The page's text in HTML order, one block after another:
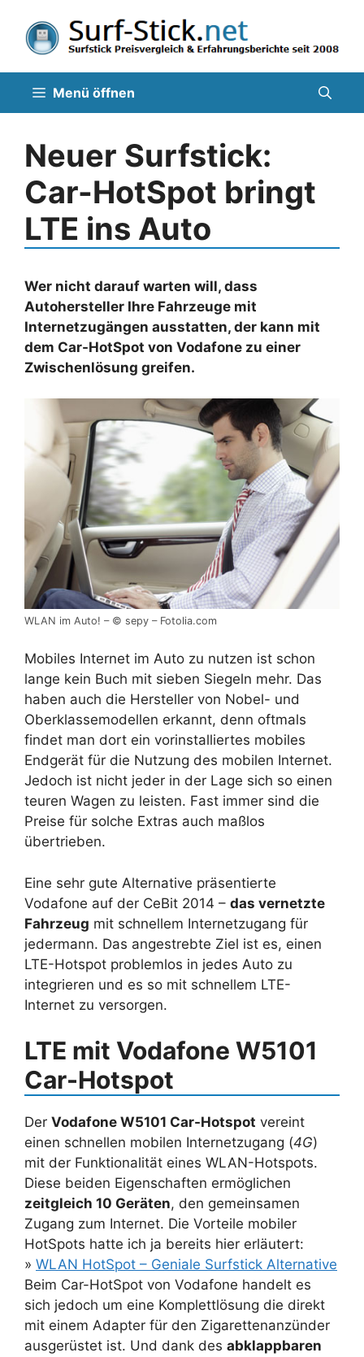
Inhalt
springen
Menü öffnen
Neuer Surfstick:
Car-HotSpot bringt
LTE ins Auto
Wer nicht darauf warten will, dass
Autohersteller Ihre Fahrzeuge mit
Internetzugängen ausstatten, der kann mit
dem Car-HotSpot von Vodafone zu einer
Zwischenlösung greifen.
WLAN im Auto! – © sepy – Fotolia.com
Mobiles Internet im Auto zu nutzen ist schon
lange kein Buch mit sieben Siegeln mehr. Das
haben auch die Hersteller von Nobel- und
Oberklassemodellen erkannt, denn oftmals
findet man dort ein vorinstalliertes mobiles
Endgerät für die Nutzung des mobilen Internet.
Jedoch ist nicht jeder in der Lage sich so einen
teuren Wagen zu leisten. Fast immer sind die
Preise für solche Extras auch maßlos
übertrieben.
Eine sehr gute Alternative präsentierte
Vodafone auf der CeBit 2014 – das vernetzte
Fahrzeug mit schnellem Internetzugang für
jedermann. Das angestrebte Ziel ist es, einen
LTE-Hotspot problemlos in jedes Auto zu
integrieren und es so mit schnellem LTE-
Internet zu versorgen.
LTE mit Vodafone W5101
Car-Hotspot
Der Vodafone W5101 Car-Hotspot vereint
einen schnellen mobilen Internetzugang (4G)
mit der Funktionalität eines WLAN-Hotspots.
Diese beiden Eigenschaften ermöglichen
zeitgleich 10 Geräten, den gemeinsamen
Zugang zum Internet. Die Vorteile mobiler
HotSpots hatte ich ja bereits hier erläutert:
» WLAN HotSpot – Geniale Surfstick Alternative
Beim Car-HotSpot von Vodafone handelt es
sich jedoch um eine Komplettlösung die direkt
mit einem Adapter für den Zigarettenanzünder
ausgerüstet ist. Und dank des abklappbaren